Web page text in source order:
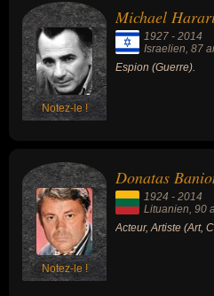
Notez-le !
Michael
1927 - 2014
Israelien, 87
Espion (Guerre).
Notez-le !
Donatas
1924 - 2014
Lituanien , 90
Acteur, Artiste (Art,